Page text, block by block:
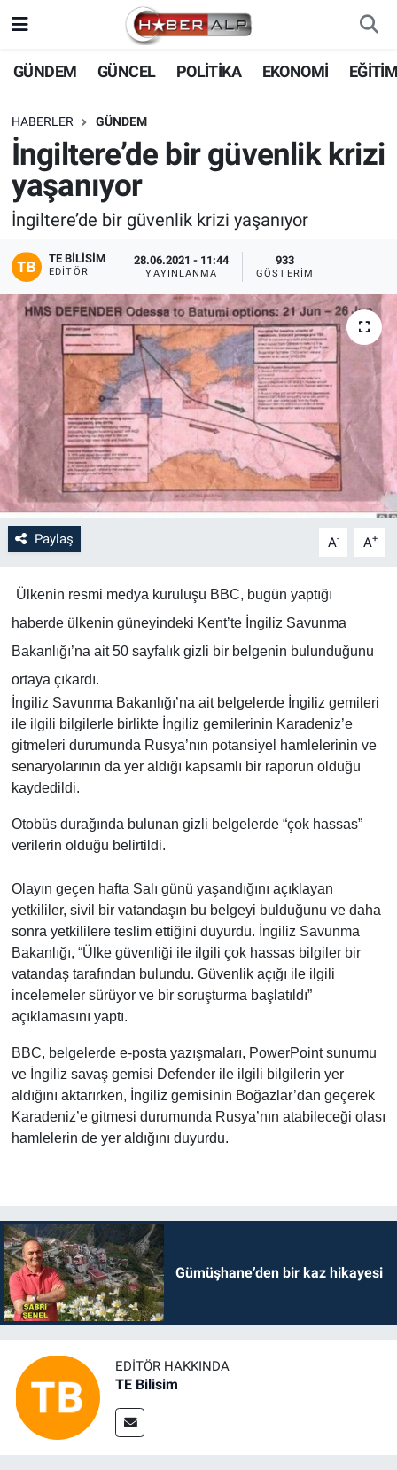
GÜNDEM GÜNCEL POLİTİKA EKONOMİ
HABERLER GÜNDEM
İngiltere’de bir güvenlik krizi
yaşanıyor
İngiltere’de bir güvenlik krizi yaşanıyor
TE BILISIM
EDITÖR
28.06.2021 - 11:44
YAYINLANMA
933
GÖSTERIM
Paylaş A- A+
Ülkenin resmi medya kuruluşu BBC, bugün yaptığı
haberde ülkenin güneyindeki Kent’te İngiliz Savunma
Bakanlığı’na ait 50 sayfalık gizli bir belgenin bulunduğunu
ortaya çıkardı.
İngiliz Savunma Bakanlığı’na ait belgelerde İngiliz gemileri
ile ilgili bilgilerle birlikte İngiliz gemilerinin Karadeniz’e
gitmeleri durumunda Rusya’nın potansiyel hamlelerinin ve
senaryolarının da yer aldığı kapsamlı bir raporun olduğu
kaydedildi.
Otobüs durağında bulunan gizli belgelerde “çok hassas”
verilerin olduğu belirtildi.
Olayın geçen hafta Salı günü yaşandığını açıklayan
yetkililer, sivil bir vatandaşın bu belgeyi bulduğunu ve daha
sonra yetkililere teslim ettiğini duyurdu. İngiliz Savunma
Bakanlığı, “Ülke güvenliği ile ilgili çok hassas bilgiler bir
vatandaş tarafından bulundu. Güvenlik açığı ile ilgili
incelemeler sürüyor ve bir soruşturma başlatıldı”
açıklamasını yaptı.
BBC, belgelerde e-posta yazışmaları, PowerPoint sunumu
ve İngiliz savaş gemisi Defender ile ilgili bilgilerin yer
aldığını aktarırken, İngiliz gemisinin Boğazlar’dan geçerek
Karadeniz’e gitmesi durumunda Rusya’nın atabileceği olası
hamlelerin de yer aldığını duyurdu.
Gümüşhane’den bir kaz hikayesi
EDITÖR HAKKINDA
TE Bilisim
Nöbetçi Eczaneler
Hava Durumu
Trafik Durumu
Süper Lig Puan Durumu ve Fikstür
Tüm Manşetler
Son Dakika Haberleri
Haber Arşivi